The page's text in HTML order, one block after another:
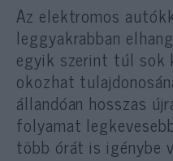
Az elektromos
leggyakrabban
egyik szerint túl sok
okozhat
állandóan hosszas
folyamat
több órát is igénybe